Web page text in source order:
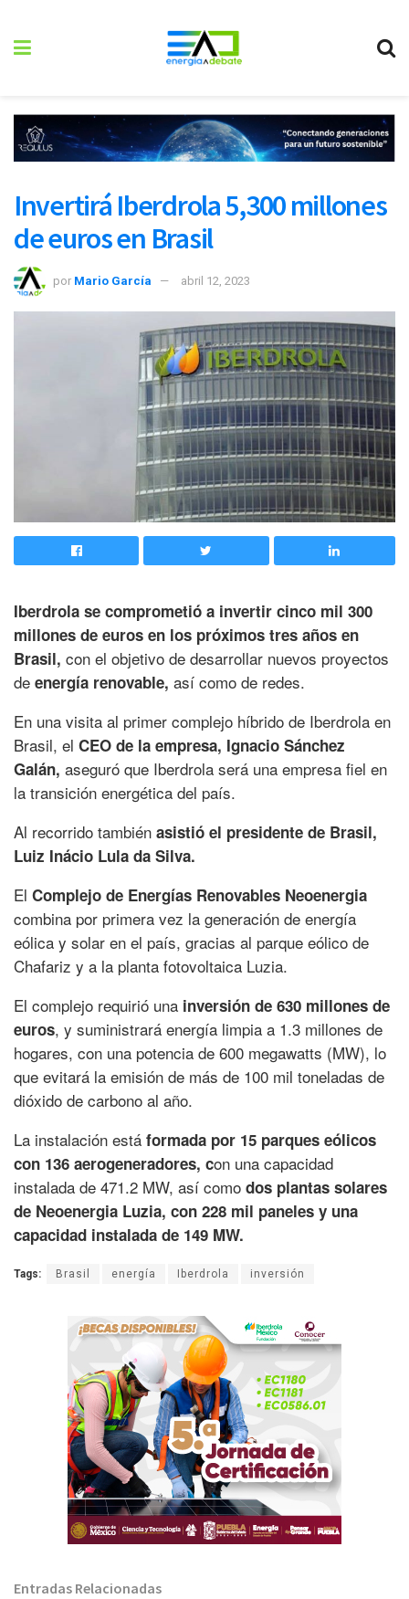
Invertirá Iberdrola 5,300 millones
de euros en Brasil
por Mario García abril 12, 2023
Iberdrola se comprometió a invertir cinco mil 300
millones de euros en los próximos tres años en
Brasil, con el objetivo de desarrollar nuevos proyectos
de energía renovable, así como de redes.
En una visita al primer complejo híbrido de Iberdrola en
Brasil, el CEO de la empresa, Ignacio Sánchez
Galán, aseguró que Iberdrola será una empresa fiel en
la transición energética del país.
Al recorrido también asistió el presidente de Brasil,
Luiz Inácio Lula da Silva.
El Complejo de Energías Renovables Neoenergia
combina por primera vez la generación de energía
eólica y solar en el país, gracias al parque eólico de
Chafariz y a la planta fotovoltaica Luzia.
El complejo requirió una inversión de 630 millones de
euros, y suministrará energía limpia a 1.3 millones de
hogares, con una potencia de 600 megawatts (MW), lo
que evitará la emisión de más de 100 mil toneladas de
dióxido de carbono al año.
La instalación está formada por 15 parques eólicos
con 136 aerogeneradores, con una capacidad
instalada de 471.2 MW, así como dos plantas solares
de Neoenergia Luzia, con 228 mil paneles y una
capacidad instalada de 149 MW.
Tags: Brasil energía Iberdrola inversión
Entradas Relacionadas